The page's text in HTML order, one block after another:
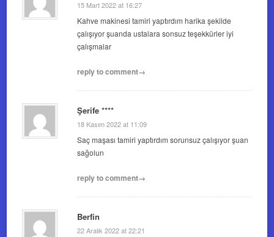
15 Mart 2022 at 16:27
Kahve makinesi tamiri yaptırdım harika şekilde
çalışıyor şuanda ustalara sonsuz teşekkürler iyi
çalışmalar
reply to comment→
Şerife ****
18 Kasım 2022 at 11:09
Saç maşası tamiri yaptırdım sorunsuz çalışıyor şuan
sağolun
reply to comment→
Berfin
22 Aralık 2022 at 22:21